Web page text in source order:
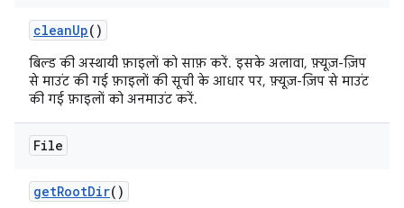
cleanUp()
बिल्ड की अस्थायी फ़ाइलों को साफ़ करें. इसके अलावा, फ़्यूज़-ज़िप
से माउंट की गई फ़ाइलों की सूची के आधार पर, फ़्यूज़-ज़िप से माउंट
की गई फ़ाइलों को अनमाउंट करें.
File
getRootDir()